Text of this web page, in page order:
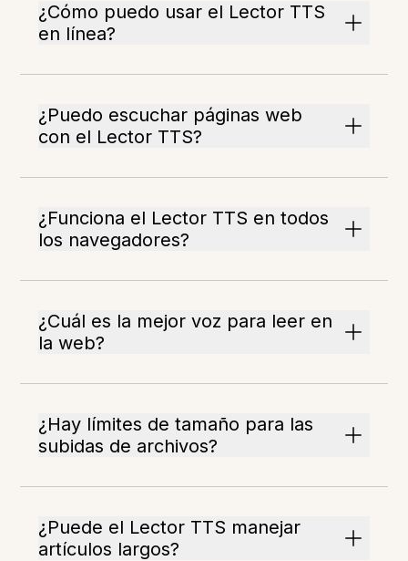
¿Cómo puedo usar el Lector TTS
en línea?
¿Puedo escuchar páginas web
con el Lector TTS?
¿Funciona el Lector TTS en todos
los navegadores?
¿Cuál es la mejor voz para leer en
la web?
¿Hay límites de tamaño para las
subidas de archivos?
¿Puede el Lector TTS manejar
artículos largos?